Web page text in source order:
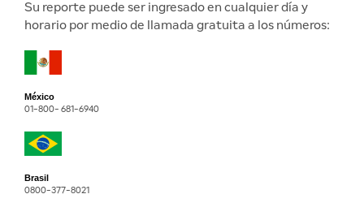
Su reporte puede ser ingresado en cualquier día y
horario por medio de llamada gratuita a los números:
México
01-800- 681-6940
Brasil
0800-377-8021